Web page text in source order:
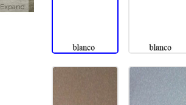
Expand